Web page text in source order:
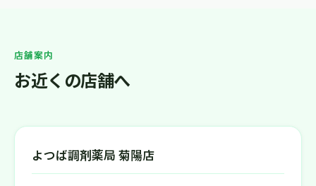
店舗案内
お近くの店舗へ
よつば調剤薬局 菊陽店